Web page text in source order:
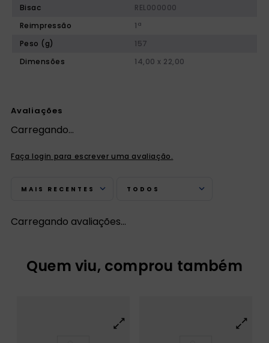
Bisac
REL000000
Reimpressão
1ª
Peso (g)
157
Dimensões
14,00 x 22,00
Avaliações
Carregando…
Faça login para escrever uma avaliação.
MAIS RECENTES TODOS
Carregando avaliações…
Quem viu, comprou também